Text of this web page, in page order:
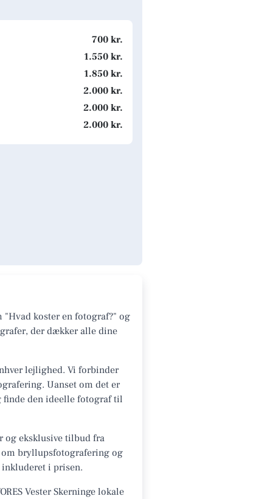
700 kr.
1.550 kr.
1.850 kr.
2.000 kr.
2.000 kr.
2.000 kr.
koster en fotograf?" og
der dækker alle dine
lejlighed. Vi forbinder
Uanset om det er
finde den ideelle fotograf til
og eksklusive tilbud fra
bryllupsfotografering og
inkluderet i prisen.
Vester Skerninge lokale